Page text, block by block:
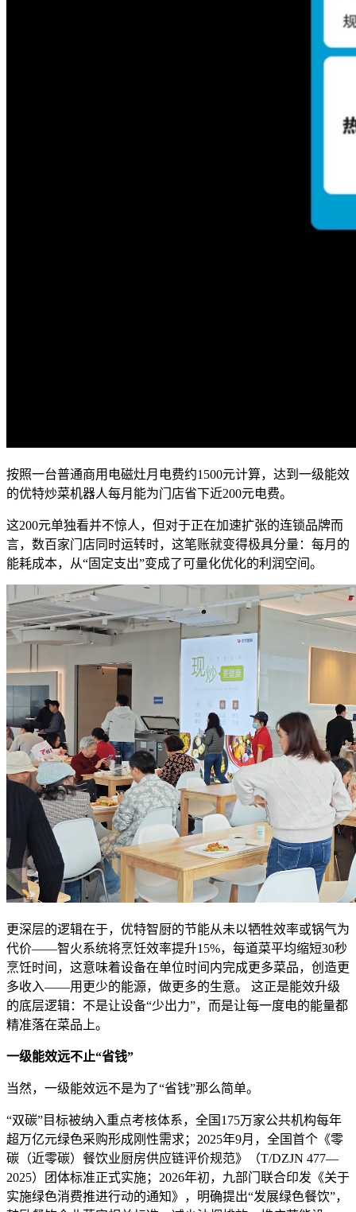
按照一台普通商用电磁灶月电费约1500元计算，达到一级能效
的优特炒菜机器人每月能为门店省下近200元电费。
这200元单独看并不惊人，但对于正在加速扩张的连锁品牌而
言，数百家门店同时运转时，这笔账就变得极具分量：每月的
能耗成本，从“固定支出”变成了可量化优化的利润空间。
更深层的逻辑在于，优特智厨的节能从未以牺牲效率或锅气为
代价——智火系统将烹饪效率提升15%，每道菜平均缩短30秒
烹饪时间，这意味着设备在单位时间内完成更多菜品，创造更
多收入——用更少的能源，做更多的生意。 这正是能效升级
的底层逻辑：不是让设备“少出力”，而是让每一度电的能量都
精准落在菜品上。
一级能效远不止“省钱”
当然，一级能效远不是为了“省钱”那么简单。
“双碳”目标被纳入重点考核体系，全国175万家公共机构每年
超万亿元绿色采购形成刚性需求；2025年9月，全国首个《零
碳（近零碳）餐饮业厨房供应链评价规范》（T/DZJN 477—
2025）团体标准正式实施；2026年初，九部门联合印发《关于
实施绿色消费推进行动的通知》，明确提出“发展绿色餐饮”，